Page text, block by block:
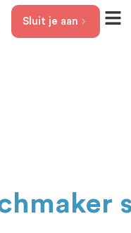
Sluit je aan